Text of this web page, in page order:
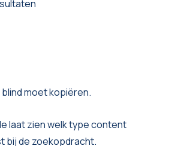
moet kopiëren.
laat zien welk type content
bij de zoekopdracht.